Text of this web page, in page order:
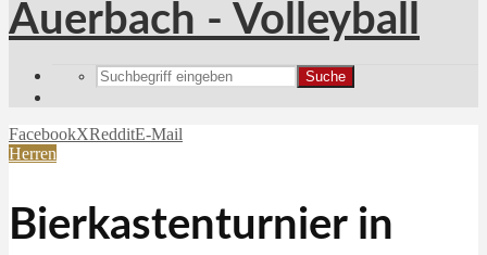
Suche
FacebookXRedditE-Mail
Herren
Bierkastenturnier in